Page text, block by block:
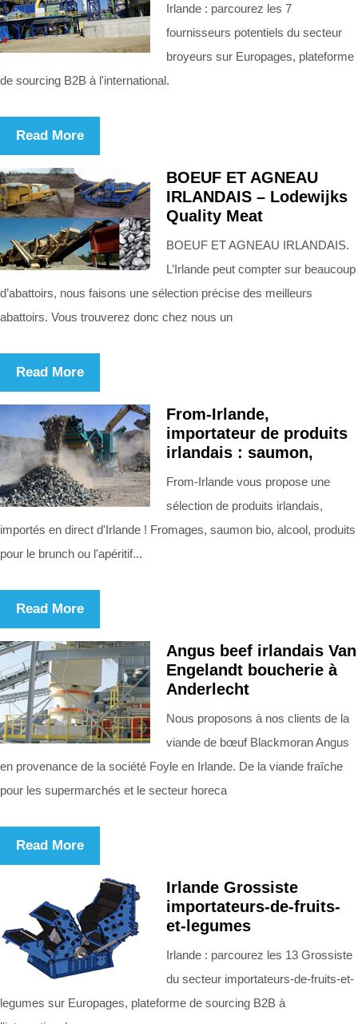
Irlande : parcourez les 7
fournisseurs potentiels du secteur
broyeurs sur Europages, plateforme
de sourcing B2B à l'international.
Read More
BOEUF ET AGNEAU
IRLANDAIS – Lodewijks
Quality Meat
BOEUF ET AGNEAU IRLANDAIS.
L’Irlande peut compter sur beaucoup
d’abattoirs, nous faisons une sélection précise des meilleurs
abattoirs. Vous trouverez donc chez nous un
Read More
From-Irlande,
importateur de produits
irlandais : saumon,
From-Irlande vous propose une
sélection de produits irlandais,
importés en direct d'Irlande ! Fromages, saumon bio, alcool, produits
pour le brunch ou l'apéritif...
Read More
Angus beef irlandais Van
Engelandt boucherie à
Anderlecht
Nous proposons à nos clients de la
viande de bœuf Blackmoran Angus
en provenance de la société Foyle en Irlande. De la viande fraîche
pour les supermarchés et le secteur horeca
Read More
Irlande Grossiste
importateurs-de-fruits-
et-legumes
Irlande : parcourez les 13 Grossiste
du secteur importateurs-de-fruits-et-
legumes sur Europages, plateforme de sourcing B2B à